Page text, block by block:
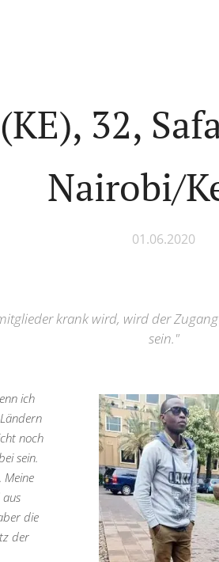
32,
Nairobi/
01.06.2020
krank wird, wird der
sein."
ich
noch
sein.
Meine
die
der